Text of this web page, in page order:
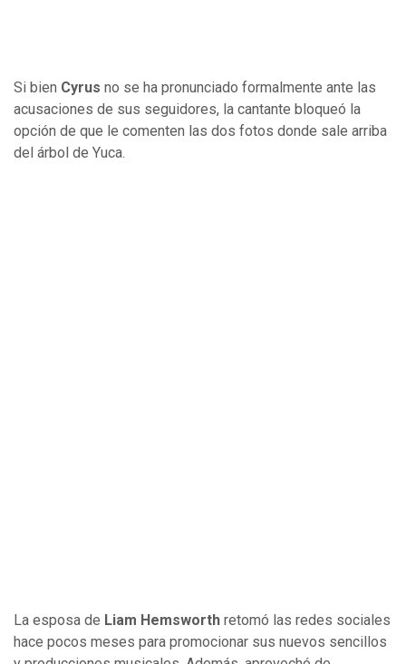
Si bien Cyrus no se ha pronunciado formalmente ante las
acusaciones de sus seguidores, la cantante bloqueó la
opción de que le comenten las dos fotos donde sale arriba
del árbol de Yuca.
La esposa de Liam Hemsworth retomó las redes sociales
hace pocos meses para promocionar sus nuevos sencillos